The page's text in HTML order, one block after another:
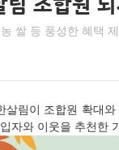
쌀 등 풍성한 혜택
림이 조합원 확대
자와 이웃을 추천한